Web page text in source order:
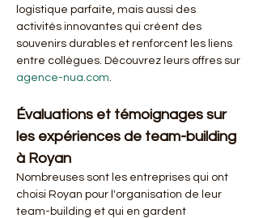
logistique parfaite, mais aussi des
activités innovantes qui créent des
souvenirs durables et renforcent les liens
entre collègues. Découvrez leurs offres sur
agence-nua.com.
Évaluations et témoignages sur
les expériences de team-building
à Royan
Nombreuses sont les entreprises qui ont
choisi Royan pour l'organisation de leur
team-building et qui en gardent